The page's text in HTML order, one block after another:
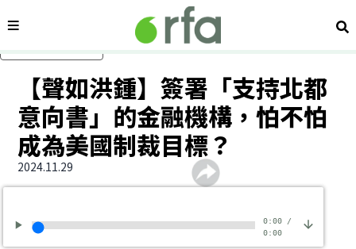
內容分類 搜
【聲如洪鍾】簽署「支持北都
意向書」的金融機構，怕不怕
成為美國制裁目標？
2024.11.29
0:00/
0:00